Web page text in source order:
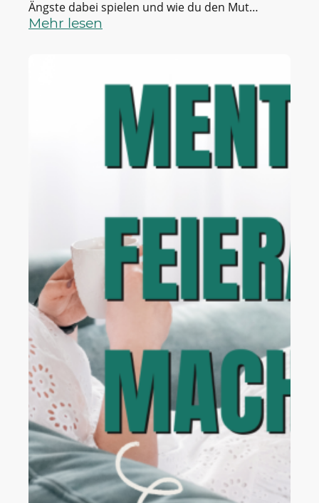
Ängste dabei spielen und wie du den Mut
findest, dein Leben bewusst zu verändern.
Mehr lesen